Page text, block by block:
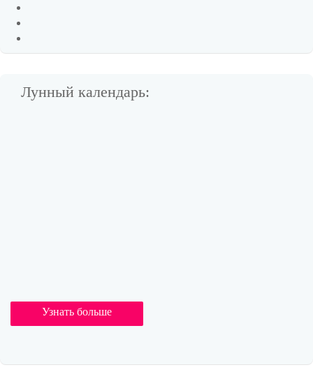
Лунный календарь:
Узнать больше